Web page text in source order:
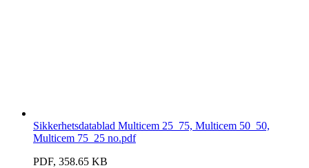
Sikkerhetsdatablad Multicem 25_75, Multicem 50_50,
Multicem 75_25 no.pdf
PDF, 358.65 KB